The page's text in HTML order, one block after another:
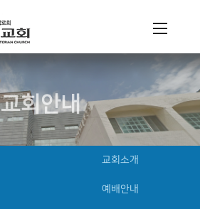
교회안내
교회소개
예배안내